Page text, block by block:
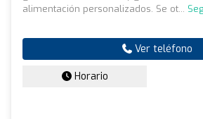
alimentación personalizados. Se ot...
Ver teléfono
Horario